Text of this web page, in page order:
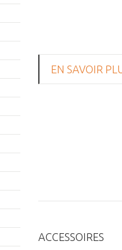
EN SAVOIR
ACCESSOIRES